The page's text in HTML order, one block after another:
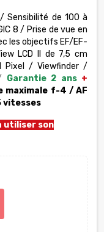
Sensibilité de 100 à
8 / Prise de vue en
les objectifs EF/EF-
LCD II de 7,5 cm
Pixel / Viewfinder /
Garantie 2 ans +
maximale f-4 / AF
vitesses
utiliser son